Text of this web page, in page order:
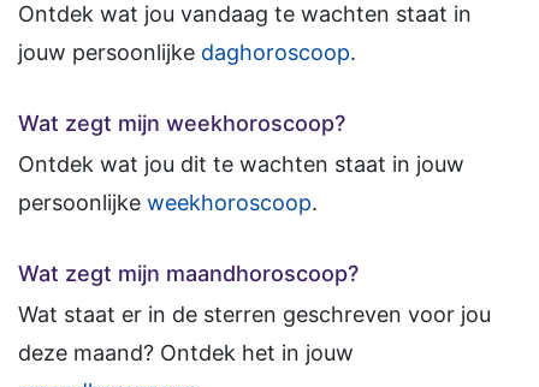
Ontdek wat jou vandaag te wachten staat in
jouw persoonlijke daghoroscoop.
Wat zegt mijn weekhoroscoop?
Ontdek wat jou dit te wachten staat in jouw
persoonlijke weekhoroscoop.
Wat zegt mijn maandhoroscoop?
Wat staat er in de sterren geschreven voor jou
deze maand? Ontdek het in jouw